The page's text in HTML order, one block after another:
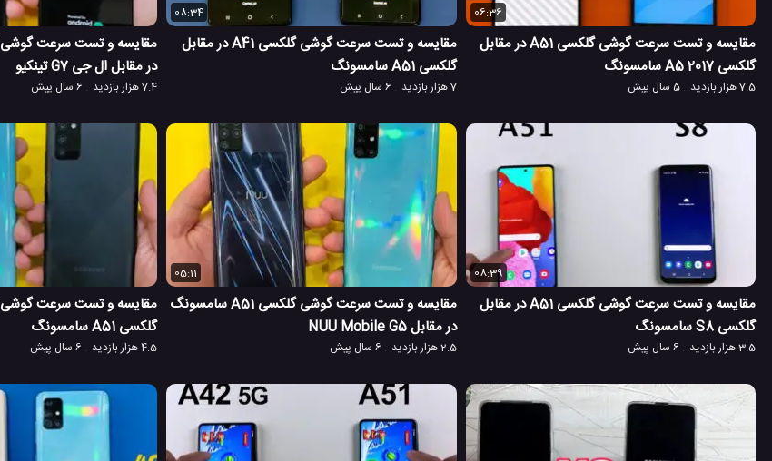
06:36
مقایسه و تست سرعت گوشی گلکسی A51 در مقابل
گلکسی A5 2017 سامسونگ
7.5 هزار بازدید 5 سال پیش
08:34
مقایسه و تست سرعت گوشی گلکسی A41 در مقابل
گلکسی A51 سامسونگ
7 هزار بازدید 6 سال پیش
در مقابل ال جی G7 تینکیو
7.4 هزار بازدید 6 سال پیش
08:39
مقایسه و تست سرعت گوشی گلکسی A51 در مقابل
گلکسی S8 سامسونگ
3.5 هزار بازدید 6 سال پیش
05:11
مقایسه و تست سرعت گوشی گلکسی A51 سامسونگ
در مقابل NUU Mobile G5
2.5 هزار بازدید 6 سال پیش
گلکسی A51 سامسونگ
4.5 هزار بازدید 6 سال پیش